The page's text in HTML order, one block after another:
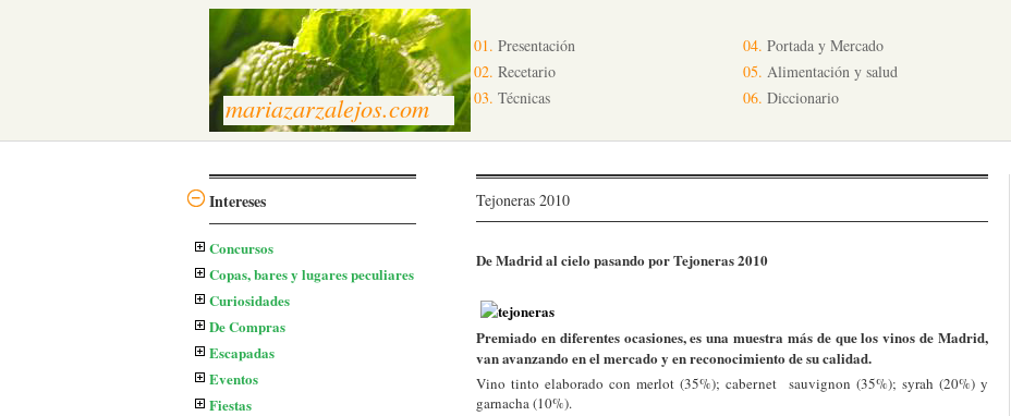
mariazarzalejos.com
01. Presentación 04. Portada y Mercado
02. Recetario 05. Alimentación y salud
03. Técnicas 06. Diccionario
Intereses
Concursos
Copas, bares y lugares peculiares
Curiosidades
De Compras
Escapadas
Eventos
Fiestas
Tejoneras 2010
De Madrid al cielo pasando por Tejoneras 2010
Premiado en diferentes ocasiones, es una muestra más de que los vinos de Madrid,
van avanzando en el mercado y en reconocimiento de su calidad.
Vino tinto elaborado con merlot (35%); cabernet sauvignon (35%); syrah (20%) y
garnacha (10%).